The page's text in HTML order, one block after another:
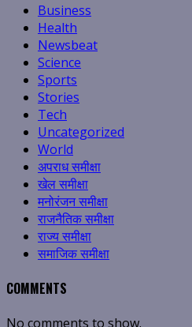
Business
Health
Newsbeat
Science
Sports
Stories
Tech
Uncategorized
World
अपराध समीक्षा
खेल समीक्षा
मनोरंजन समीक्षा
राजनैतिक समीक्षा
राज्य समीक्षा
समाजिक समीक्षा
COMMENTS
No comments to show.